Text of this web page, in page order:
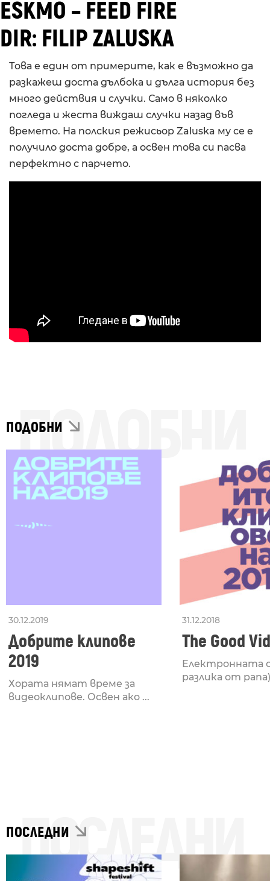
ESKMO – FEED FIRE
DIR: FILIP ZALUSKA
Това е един от примерите, как е възможно да
разкажеш доста дълбока и дълга история без
много действия и случки. Само в няколко
погледа и жеста виждаш случки назад във
времето. На полския режисьор Zaluska му се е
получило доста добре, а освен това си пасва
перфектно с парчето.
ПОДОБНИ
ПОДОБНИ
30.12.2019
Добрите клипове
2019
Хората нямат време за
видеоклипове. Освен ако ...
31.12.2018
The Good
Електронната
разлика от
ПОСЛЕДНИ
ПОСЛЕДНИ